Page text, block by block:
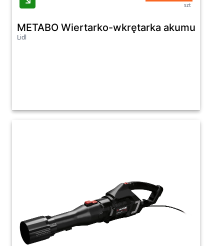
szt
METABO Wiertarko-wkrętarka
Lidl